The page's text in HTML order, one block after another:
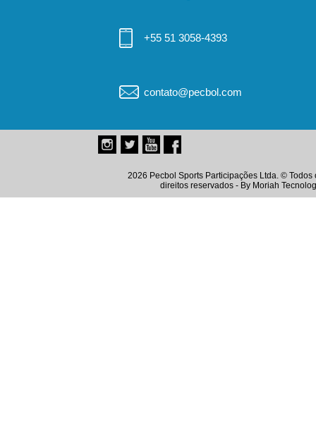
+55 51 3058-4393
contato@pecbol.com
2026 Pecbol Sports Participações Ltda. © Todos
direitos reservados - By Moriah